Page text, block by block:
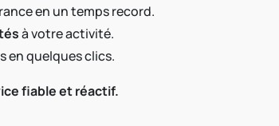
en un temps record.
à votre activité.
en quelques clics.
fiable et réactif.